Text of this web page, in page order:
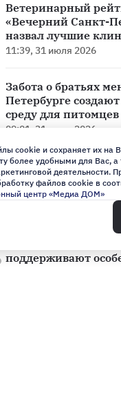
Ветеринарный
«Вечерний Санкт-
назвал лучшие
11:39, 31 июля 2026
Забота о братьях
Петербурге
среду для питомцев
09:01, 31 июля 2026
Адвокат Жорин
перспективы
после
поддерживают
cookie и сохраняет их на
более удобными для Вас, а
деятельности.
файлов cookie в
центр «Медиа ДОМ»